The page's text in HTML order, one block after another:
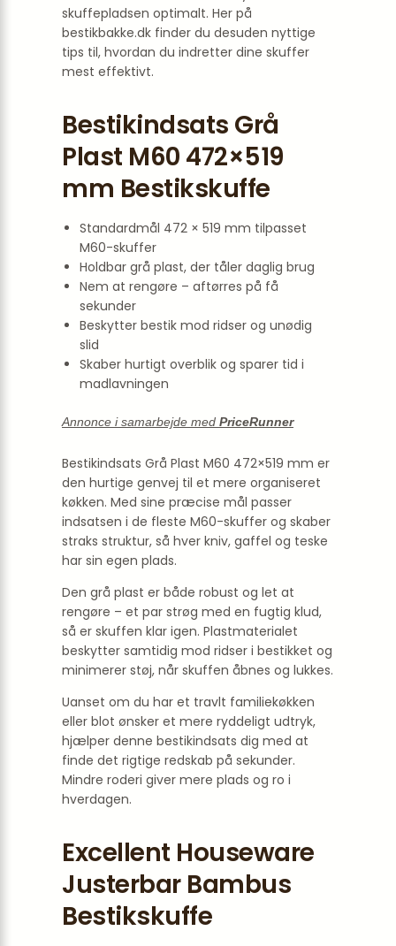
skuffepladsen optimalt. Her på
bestikbakke.dk finder du desuden nyttige
tips til, hvordan du indretter dine skuffer
mest effektivt.
Bestikindsats Grå
Plast M60 472×519
mm Bestikskuffe
Standardmål 472 × 519 mm tilpasset
M60-skuffer
Holdbar grå plast, der tåler daglig brug
Nem at rengøre – aftørres på få
sekunder
Beskytter bestik mod ridser og unødig
slid
Skaber hurtigt overblik og sparer tid i
madlavningen
Annonce i samarbejde med PriceRunner
Bestikindsats Grå Plast M60 472×519 mm er
den hurtige genvej til et mere organiseret
køkken. Med sine præcise mål passer
indsatsen i de fleste M60-skuffer og skaber
straks struktur, så hver kniv, gaffel og teske
har sin egen plads.
Den grå plast er både robust og let at
rengøre – et par strøg med en fugtig klud,
så er skuffen klar igen. Plastmaterialet
beskytter samtidig mod ridser i bestikket og
minimerer støj, når skuffen åbnes og lukkes.
Uanset om du har et travlt familiekøkken
eller blot ønsker et mere ryddeligt udtryk,
hjælper denne bestikindsats dig med at
finde det rigtige redskab på sekunder.
Mindre roderi giver mere plads og ro i
hverdagen.
Excellent Houseware
Justerbar Bambus
Bestikskuffe